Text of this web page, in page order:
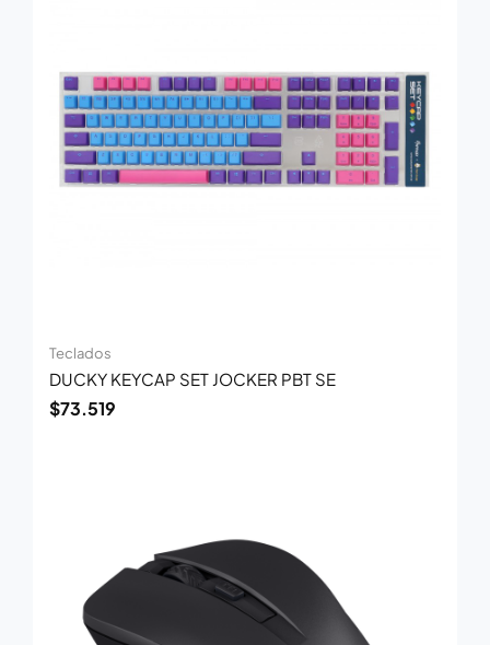
Teclados
DUCKY KEYCAP SET JOCKER PBT SE
$73.519